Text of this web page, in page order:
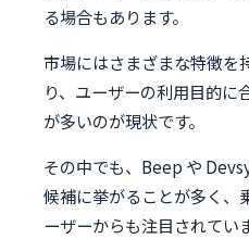
る場合もあります。
市場にはさまざまな特徴を
り、ユーザーの利用目的に
が多いのが現状です。
その中でも、Beep や
候補に挙がることが多く、
ーザーからも注目されてい